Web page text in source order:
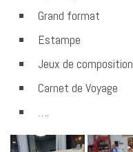
Grand format
Estampe
Jeux de composition
Carnet de Voyage